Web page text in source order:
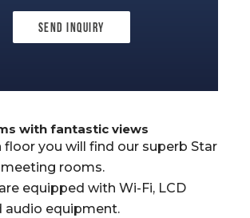
Send Inquiry
with fantastic views
floor you will find our superb Star
meeting rooms.
equipped with Wi-Fi, LCD
audio equipment.